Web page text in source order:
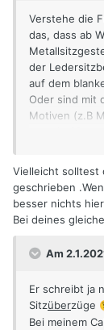
Verstehe die
das, dass ab
der
auf dem
Oder sind mit
Motiven (z.B
Vielleicht solltest
geschrieben
besser nichts
Bei deines
Am
Er schreibt ja
Sitzüberzüge
Bei meinem